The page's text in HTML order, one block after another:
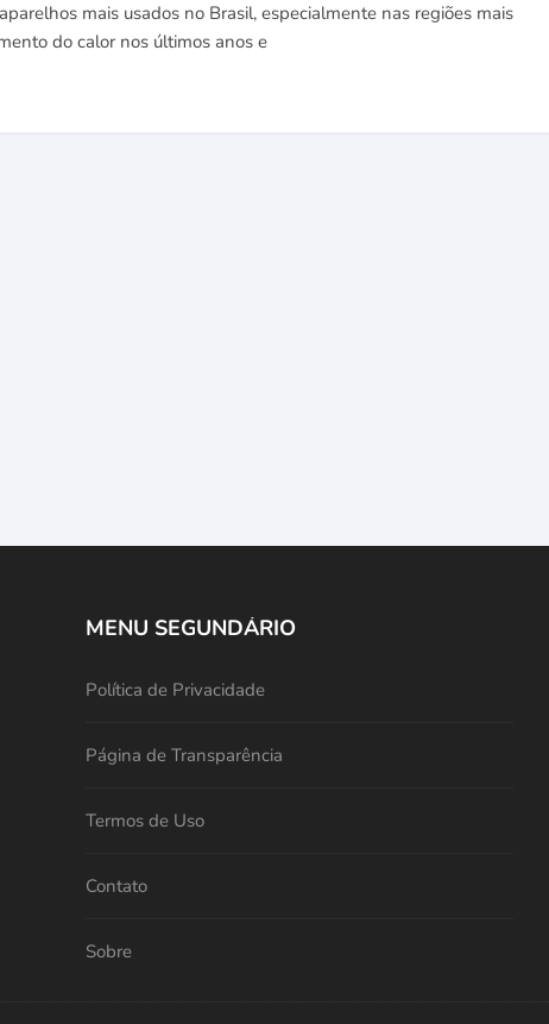
mais usados no Brasil, especialmente nas regiões mais
do calor nos últimos anos e
MENU SEGUNDÁRIO
Política de Privacidade
Página de Transparência
Termos de Uso
Contato
Sobre